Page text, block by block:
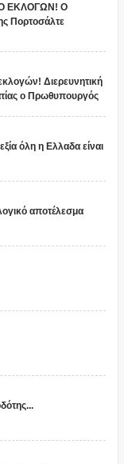
ΕΚΛΟΓΩΝ! Ο
Πορτοσάλτε
Διερευνητική
ο Πρωθυπουργός
όλη η Ελλαδα είναι
αποτέλεσμα